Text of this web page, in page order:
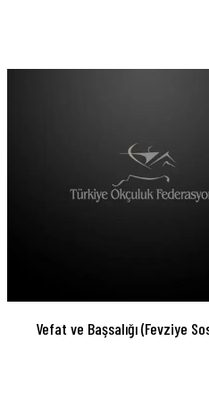
Vefat ve Başsalığı (Fevziye